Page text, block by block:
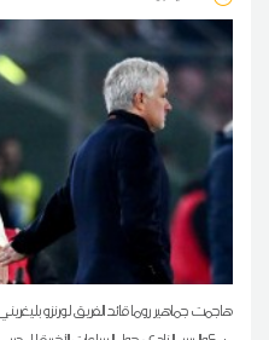
هاجمت جماهير روما قائد الفريق لورنزو